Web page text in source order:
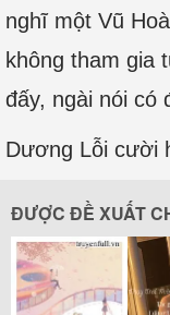
nghĩ một Vũ
không tham gia
đấy, ngài nói có
Dương Lỗi cười
ĐƯỢC ĐỀ XUẤT